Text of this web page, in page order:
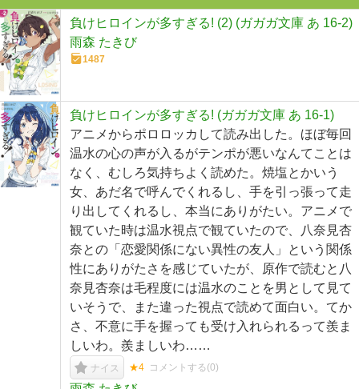
負けヒロインが多すぎる! (2) (ガガガ文庫 あ 16-2)
雨森 たきび
1487
負けヒロインが多すぎる! (ガガガ文庫 あ 16-1)
アニメからポロロッカして読み出した。ほぼ毎回
温水の心の声が入るがテンポが悪いなんてことは
なく、むしろ気持ちよく読めた。焼塩とかいう
女、あだ名で呼んでくれるし、手を引っ張って走
り出してくれるし、本当にありがたい。アニメで
観ていた時は温水視点で観ていたので、八奈見杏
奈との「恋愛関係にない異性の友人」という関係
性にありがたさを感じていたが、原作で読むと八
奈見杏奈は毛程度には温水のことを男として見て
いそうで、また違った視点で読めて面白い。てか
さ、不意に手を握っても受け入れられるって羨ま
しいわ。羨ましいわ……
ナイス ★4 コメントする(0)